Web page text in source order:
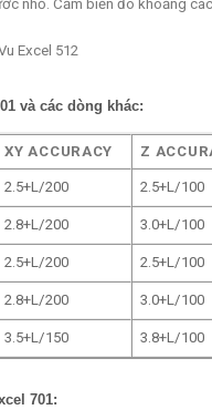
nhỏ. Cảm biến đo khoảng
và các dòng khác:
XY ACCURACY Z
2.5+L/200 2.5+L/100
2.8+L/200 3.0+L/100
2.5+L/200 2.5+L/100
2.8+L/200 3.0+L/100
3.5+L/150 3.8+L/100
701: